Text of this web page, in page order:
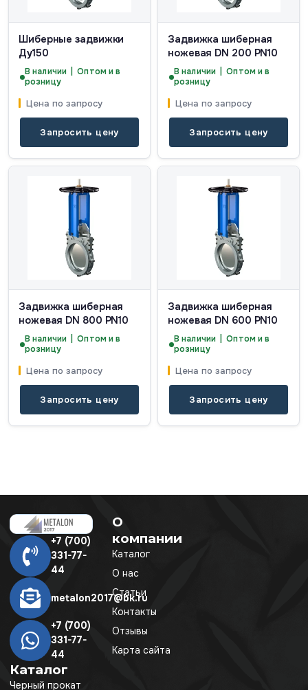
Шиберные задвижки
Ду150
В наличии | Оптом и в
розницу
Цена по запросу
Запросить цену
Задвижка шиберная
ножевая DN 200 PN10
В наличии | Оптом и в
розницу
Цена по запросу
Запросить цену
Задвижка шиберная
ножевая DN 800 PN10
В наличии | Оптом и в
розницу
Цена по запросу
Запросить цену
Задвижка шиберная
ножевая DN 600 PN10
В наличии | Оптом и в
розницу
Цена по запросу
Запросить цену
+7 (700)
331-77-
44
metalon2017@bk.ru
+7 (700)
331-77-
44
Каталог
Черный прокат
О
компании
Каталог
О нас
Статьи
Контакты
Отзывы
Карта сайта